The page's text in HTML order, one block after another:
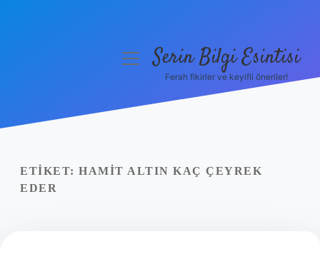
Yasal Uyarı
menüyüSerin Bilgi Esintisi
Ferah fikirler ve keyifli öneriler!
ETIKET: HAMIT ALTIN KAÇ ÇEYREK
EDER